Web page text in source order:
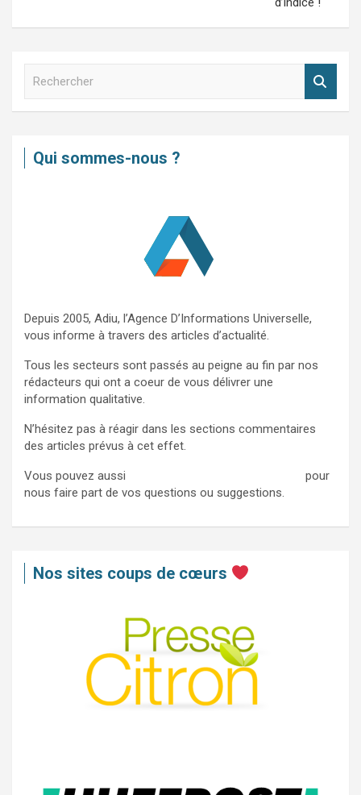
c
Qui sommes-nous ?
Depuis 2005, Adiu, l’Agence D’Informations Universelle,
vous informe à travers des articles d’actualité.
Tous les secteurs sont passés au peigne au fin par nos
rédacteurs qui ont a coeur de vous délivrer une
information qualitative.
N’hésitez pas à réagir dans les sections commentaires
des articles prévus à cet effet.
Vous pouvez aussi
pour
nous faire part de vos questions ou suggestions.
Nos sites coups de cœurs